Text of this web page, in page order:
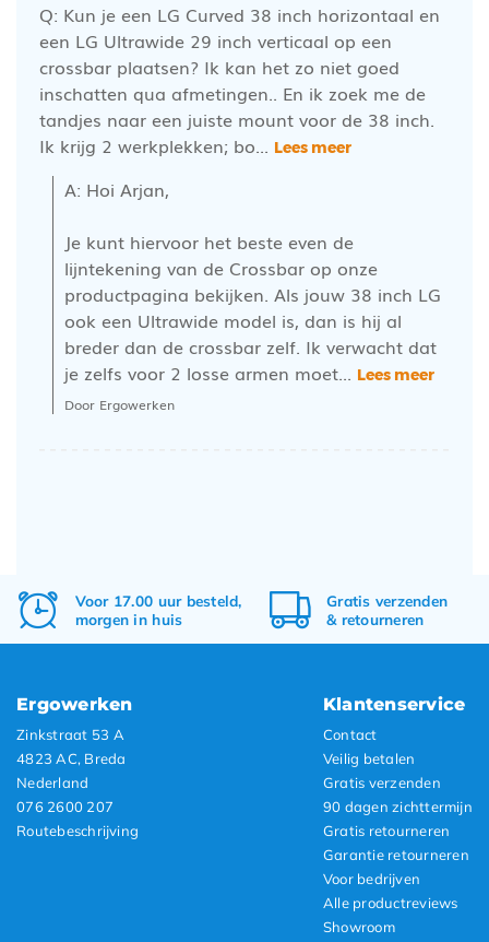
Q: Kun je een LG Curved 38 inch horizontaal en
een LG Ultrawide 29 inch verticaal op een
crossbar plaatsen? Ik kan het zo niet goed
inschatten qua afmetingen.. En ik zoek me de
tandjes naar een juiste mount voor de 38 inch.
Ik krijg 2 werkplekken; bo... Lees meer
A: Hoi Arjan,
Je kunt hiervoor het beste even de
lijntekening van de Crossbar op onze
productpagina bekijken. Als jouw 38 inch LG
ook een Ultrawide model is, dan is hij al
breder dan de crossbar zelf. Ik verwacht dat
je zelfs voor 2 losse armen moet... Lees meer
Door Ergowerken
Voor 17.00 uur besteld,
morgen in huis
Gratis verzenden
& retourneren
Ergowerken
Zinkstraat 53 A
4823 AC, Breda
Nederland
076 2600 207
Routebeschrijving
Klantenservice
Contact
Veilig betalen
Gratis verzenden
90 dagen zichttermijn
Gratis retourneren
Garantie retourneren
Voor bedrijven
Alle productreviews
Showroom